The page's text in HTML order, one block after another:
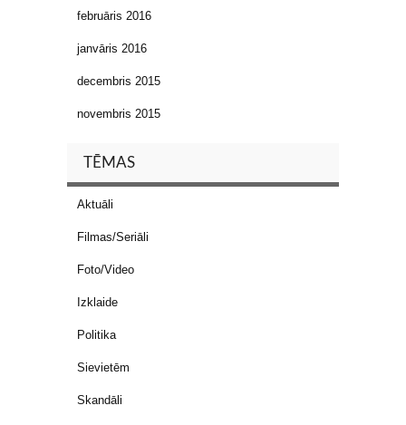
februāris 2016
janvāris 2016
decembris 2015
novembris 2015
TĒMAS
Aktuāli
Filmas/Seriāli
Foto/Video
Izklaide
Politika
Sievietēm
Skandāli